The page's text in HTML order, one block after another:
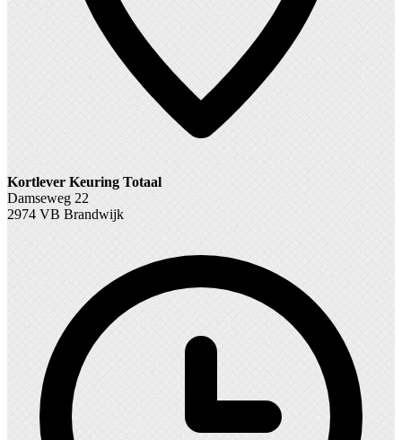
Kortlever Keuring Totaal
Damseweg 22
2974 VB Brandwijk